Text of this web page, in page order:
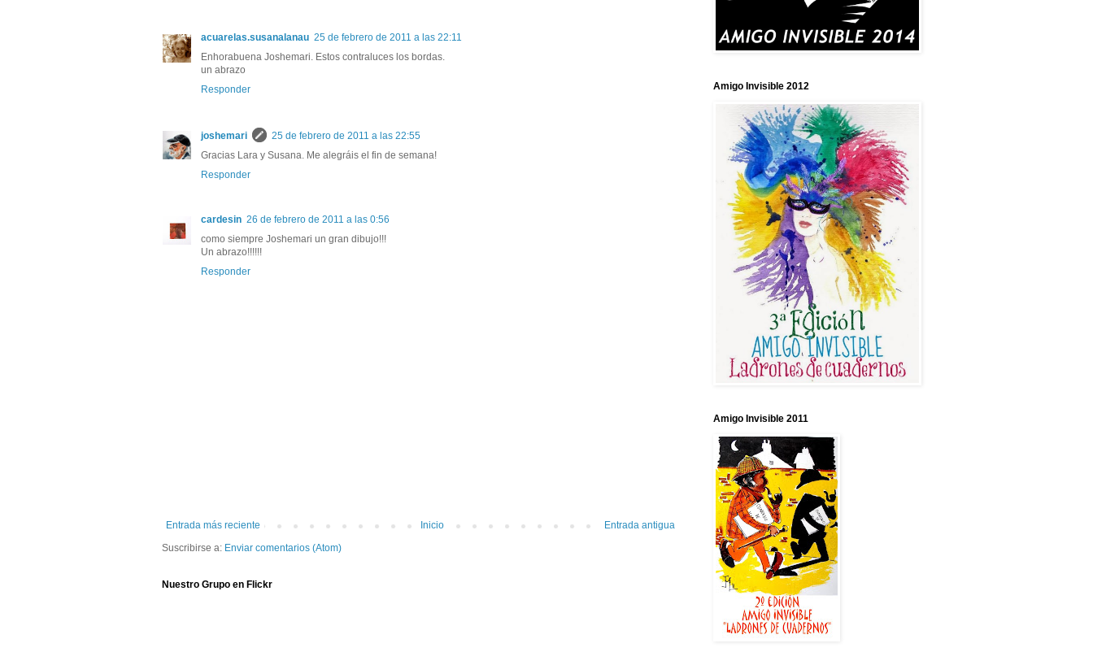
acuarelas.susanalanau 25 de febrero de 2011 a las 22:11
Enhorabuena Joshemari. Estos contraluces los bordas.
un abrazo
Responder
joshemari
25 de febrero de 2011 a las 22:55
Gracias Lara y Susana. Me alegráis el fin de semana!
Responder
cardesin 26 de febrero de 2011 a las 0:56
como siempre Joshemari un gran dibujo!!!
Un abrazo!!!!!!
Responder
Entrada más reciente Entrada antigua
Inicio
Suscribirse a: Enviar comentarios (Atom)
Nuestro Grupo en Flickr
Amigo Invisible 2012
Amigo Invisible 2011